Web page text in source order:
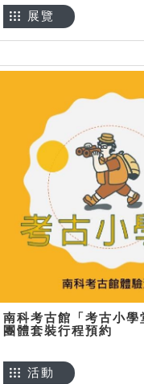
展覽
南科考古館「考古小學
團體套裝行程預約
活動